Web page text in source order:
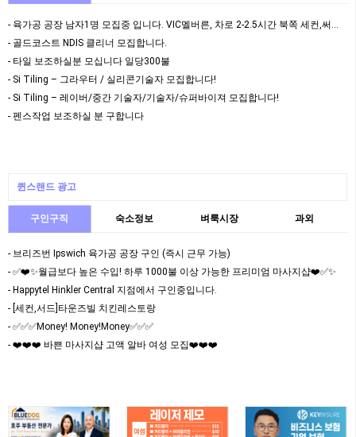
- 골드코스트 NDIS 클리너 모집합니다.
- 타일 보조하실분 모십니다 일당300불
- Si Tiling – 그라우터 / 실리콘기술자 모집합니다!
- Si Tiling – 레이버/중간 기술자/기술자/슈퍼바이져 모집합니다!
- 펜스작업 보조하실 분 구합니다
퀸스랜드 광고
구인구직 숙소정보 벼룩시장 과외
- 브리즈번 Ipswich 육가공 공장 구인 (즉시 근무 가능)
- ✅❤️✨월급보다 높은 수입! 하루 1000불 이상 가능한 프리미엄 마사지샵❤️✅✨
- Happytel Hinkler Central 지점에서 구인중입니다.
- [세컨,서드]타운즈빌 치킨레스토랑
- ✅✅✅Money! Money!Money✅✅✅
- ❤️❤️❤️ 바쁜 마사지샵 고액 알바 여성 모집❤️❤️❤️